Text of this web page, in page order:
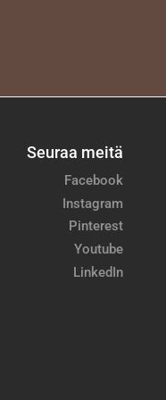
Seuraa meitä
Facebook
Instagram
Pinterest
Youtube
LinkedIn